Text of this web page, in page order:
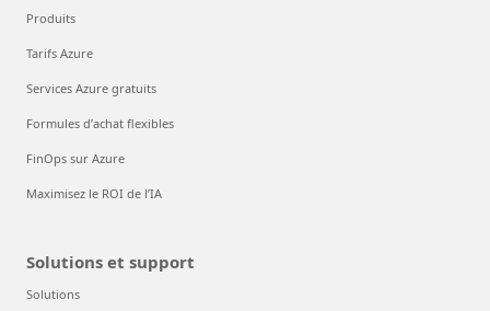
Démarrage avec Azure
Infrastructure mondiale
Régions de centres de données
Tirez parti du cloud en toute confiance
Azure Essentials
Témoignages de clients
Produits et tarification
Produits